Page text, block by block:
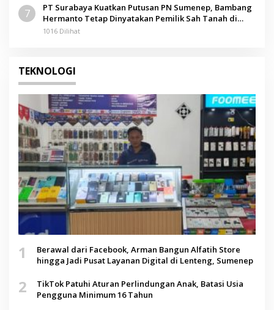
7
PT Surabaya Kuatkan Putusan PN Sumenep, Bambang
Hermanto Tetap Dinyatakan Pemilik Sah Tanah di
Pamolokan
1016 Dilihat
TEKNOLOGI
1
Berawal dari Facebook, Arman Bangun Alfatih Store
hingga Jadi Pusat Layanan Digital di Lenteng, Sumenep
2
TikTok Patuhi Aturan Perlindungan Anak, Batasi Usia
Pengguna Minimum 16 Tahun